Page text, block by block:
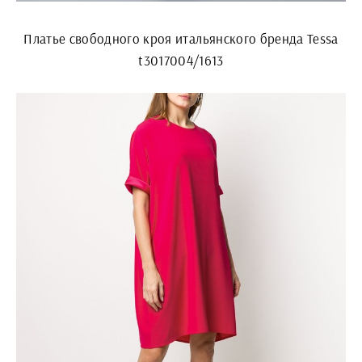
Платье свободного кроя итальянского бренда Tessa
t3017004/1613